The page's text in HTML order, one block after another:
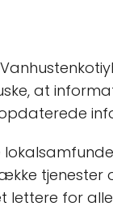
at
for